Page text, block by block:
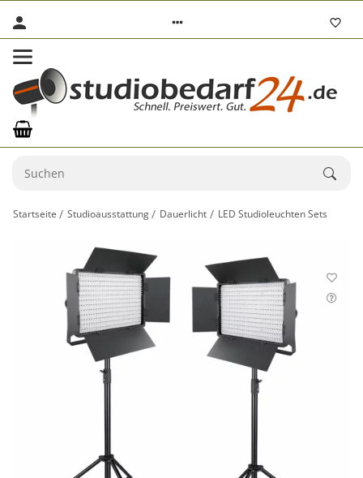
Startseite Studioausstattung Dauerlicht LED Studioleuchten Sets